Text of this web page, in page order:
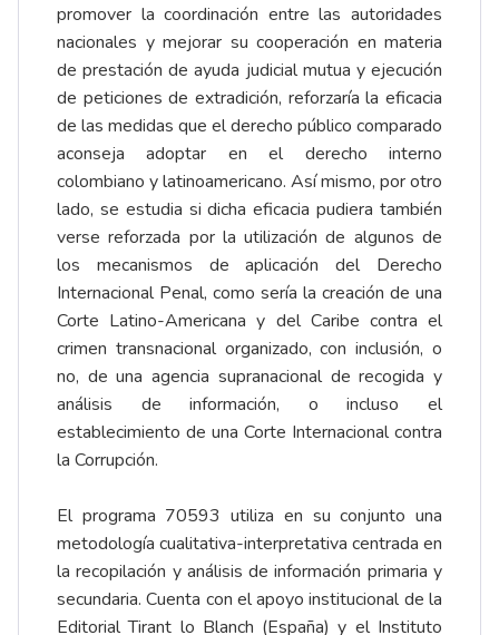
promover la coordinación entre las autoridades
nacionales y mejorar su cooperación en materia
de prestación de ayuda judicial mutua y ejecución
de peticiones de extradición, reforzaría la eficacia
de las medidas que el derecho público comparado
aconseja adoptar en el derecho interno
colombiano y latinoamericano. Así mismo, por otro
lado, se estudia si dicha eficacia pudiera también
verse reforzada por la utilización de algunos de
los mecanismos de aplicación del Derecho
Internacional Penal, como sería la creación de una
Corte Latino-Americana y del Caribe contra el
crimen transnacional organizado, con inclusión, o
no, de una agencia supranacional de recogida y
análisis de información, o incluso el
establecimiento de una Corte Internacional contra
la Corrupción.
El programa 70593 utiliza en su conjunto una
metodología cualitativa-interpretativa centrada en
la recopilación y análisis de información primaria y
secundaria. Cuenta con el apoyo institucional de la
Editorial Tirant lo Blanch (España) y el Instituto